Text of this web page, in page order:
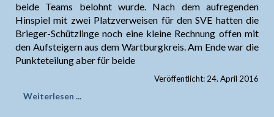
beide Teams belohnt wurde. Nach dem aufregenden
Hinspiel mit zwei Platzverweisen für den SVE hatten die
Brieger-Schützlinge noch eine kleine Rechnung offen mit
den Aufsteigern aus dem Wartburgkreis. Am Ende war die
Punkteteilung aber für beide
Veröffentlicht: 24. April 2016
Weiterlesen ...